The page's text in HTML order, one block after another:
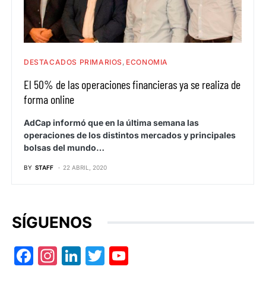
DESTACADOS PRIMARIOS ECONOMIA
El 50% de las operaciones financieras ya se realiza de
forma online
AdCap informó que en la última semana las
operaciones de los distintos mercados y principales
bolsas del mundo…
BY STAFF 22 ABRIL, 2020
SÍGUENOS
Facebook
Instagram
LinkedIn
Twitter